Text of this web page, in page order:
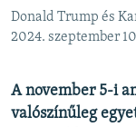
Valamennyi
Donald Trump és
2024. szeptember
A november 5-i
valószínűleg